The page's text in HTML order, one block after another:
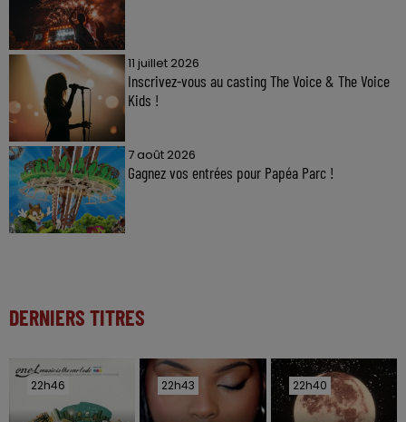
11 juillet 2026
Inscrivez-vous au casting The Voice & The Voice
Kids !
7 août 2026
Gagnez vos entrées pour Papéa Parc !
DERNIERS TITRES
22h46
22h46 22h43
22h43 22h40
22h40